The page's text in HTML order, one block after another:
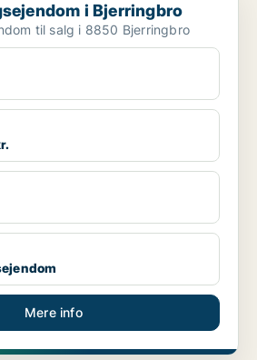
i Bjerringbro
til salg i 8850 Bjerringbro
Mere info